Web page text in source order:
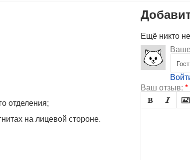
отделения;
на лицевой стороне.
Ещё никто
Ваш отзыв: *
  